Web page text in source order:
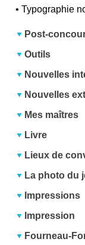
•Typographie
Post-
Outils
Nouvelles
Nouvelles
Mes maîtres
Livre
Lieux de
La photo du
Impressions
Impression
Fourneau-